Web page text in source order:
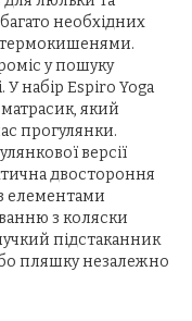
необхідних
термокишенями.
у пошуку
набір Espiro Yoga
який
прогулянки.
версії
двостороння
елементами
з коляски
підстаканник
пляшку незалежно